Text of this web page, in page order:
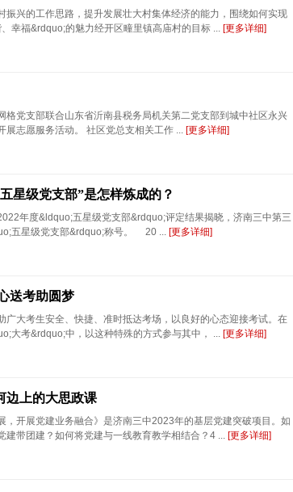
振兴的工作思路，提升发展壮大村集体经济的能力，围绕如何实现
幸福&rdquo;的魅力经开区疃里镇高庙村的目标 ... [更多详细]
格党支部联合山东省沂南县税务局机关第二党支部到城中社区永兴
展志愿服务活动。 社区党总支相关工作 ... [更多详细]
星级党支部”是怎样炼成的？
年度&ldquo;五星级党支部&rdquo;评定结果揭晓，济南三中第三
五星级党支部&rdquo;称号。 20 ... [更多详细]
送考助圆梦
广大考生安全、快捷、准时抵达考场，以良好的心态迎接考试。在
大考&rdquo;中，以这种特殊的方式参与其中， ... [更多详细]
边上的大思政课
，开展党建业务融合》是济南三中2023年的基层党建突破项目。如
建带团建？如何将党建与一线教育教学相结合？4 ... [更多详细]